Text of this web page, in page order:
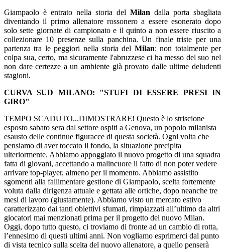
Giampaolo è entrato nella storia del Milan dalla porta sbagliata
diventando il primo allenatore rossonero a essere esonerato dopo
solo sette giornate di campionato e il quinto a non essere riuscito a
collezionare 10 presenze sulla panchina. Un finale triste per una
partenza tra le peggiori nella storia del Milan: non totalmente per
colpa sua, certo, ma sicuramente l'abruzzese ci ha messo del suo nel
non dare certezze a un ambiente già provato dalle ultime deludenti
stagioni.
CURVA SUD MILANO: "STUFI DI ESSERE PRESI IN
GIRO"
TEMPO SCADUTO...DIMOSTRARE! Questo è lo striscione
esposto sabato sera dal settore ospiti a Genova, un popolo milanista
esausto delle continue figuracce di questa società. Ogni volta che
pensiamo di aver toccato il fondo, la situazione precipita
ulteriormente. Abbiamo appoggiato il nuovo progetto di una squadra
fatta di giovani, accettando a malincuore il fatto di non poter vedere
arrivare top-player, almeno per il momento. Abbiamo assistito
sgomenti alla fallimentare gestione di Giampaolo, scelta fortemente
voluta dalla dirigenza attuale e gettata alle ortiche, dopo neanche tre
mesi di lavoro (giustamente). Abbiamo visto un mercato estivo
caratterizzato dai tanti obiettivi sfumati, rimpiazzati all’ultimo da altri
giocatori mai menzionati prima per il progetto del nuovo Milan.
Oggi, dopo tutto questo, ci troviamo di fronte ad un cambio di rotta,
l’ennesimo di questi ultimi anni. Non vogliamo esprimerci dal punto
di vista tecnico sulla scelta del nuovo allenatore, a quello penserà